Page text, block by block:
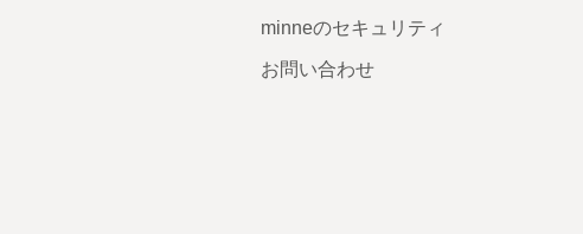
minneのセキュリティ
お問い合わせ